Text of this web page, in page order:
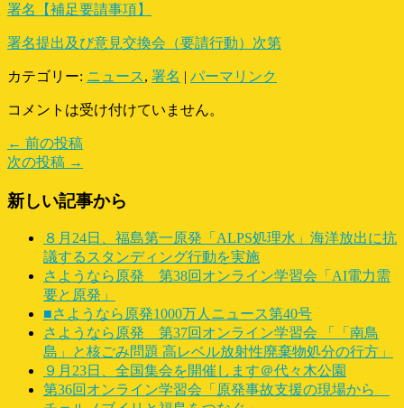
署名【補足要請事項】
署名提出及び意見交換会（要請行動）次第
カテゴリー: ニュース, 署名 | パーマリンク
コメントは受け付けていません。
← 前の投稿
次の投稿 →
新しい記事から
８月24日、福島第一原発「ALPS処理水」海洋放出に抗
議するスタンディング行動を実施
さようなら原発 第38回オンライン学習会「AI電力需
要と原発」
■さようなら原発1000万人ニュース第40号
さようなら原発 第37回オンライン学習会 「「南鳥
島」と核ごみ問題 高レベル放射性廃棄物処分の行方」
９月23日、全国集会を開催します＠代々木公園
第36回オンライン学習会「原発事故支援の現場から